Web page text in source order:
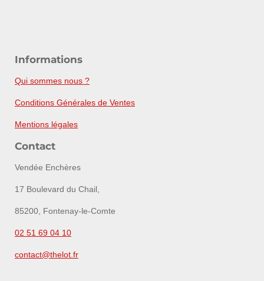
Informations
Qui sommes nous ?
Conditions Générales de Ventes
Mentions légales
Contact
Vendée Enchères
17 Boulevard du Chail,
85200, Fontenay-le-Comte
02 51 69 04 10
contact@thelot.fr